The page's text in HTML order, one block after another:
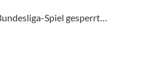
Spiel gesperrt…